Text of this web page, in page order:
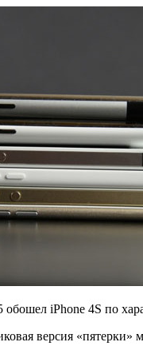
iPhone 4S по
версия «пятерки»